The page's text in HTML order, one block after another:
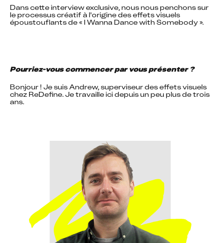
Dans cette interview exclusive, nous nous penchons sur
le processus créatif à l'origine des effets visuels
époustouflants de « I Wanna Dance with Somebody ».
Pourriez-vous commencer par vous présenter ?
Bonjour ! Je suis Andrew, superviseur des effets visuels
chez ReDefine. Je travaille ici depuis un peu plus de trois
ans.